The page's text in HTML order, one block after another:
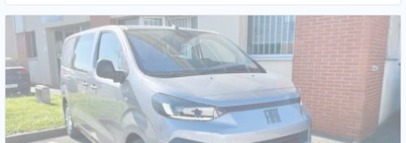
Peugeot
Renault
Volkswagen